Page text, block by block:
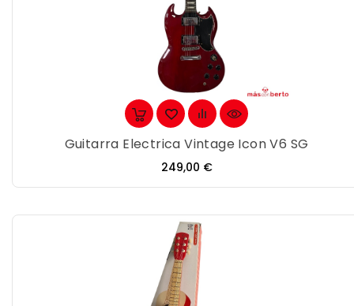
Guitarra Electrica Vintage Icon V6 SG
Precio
249,00 €